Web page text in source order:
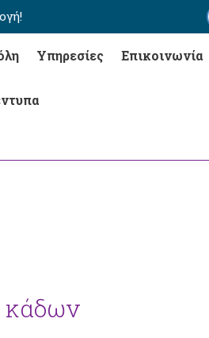
Υπηρεσίες Επικοινωνία
κάδων